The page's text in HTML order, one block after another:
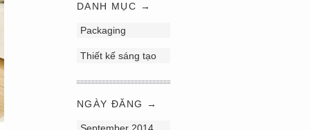
DANH MỤC →
Packaging
Thiết kế sáng tạo
NGÀY ĐĂNG →